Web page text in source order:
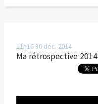
11h1630 déc. 2014
Ma rétrospective 2014